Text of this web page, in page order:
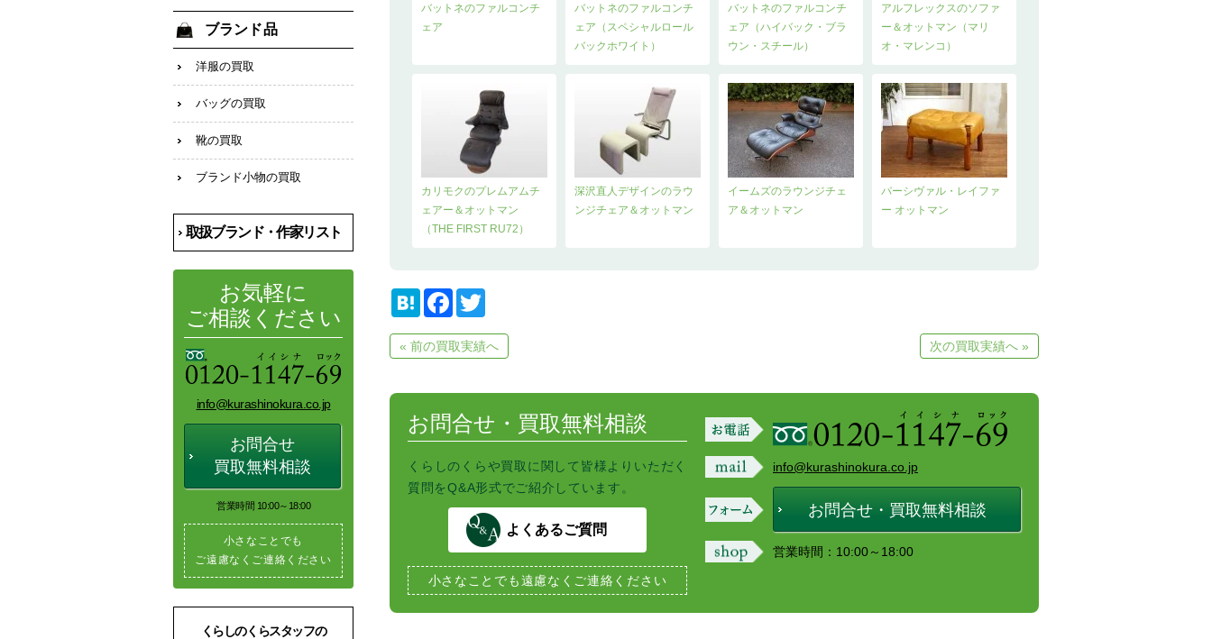
バットネのファルコンチ
ェア
バットネのファルコンチ
ェア（スペシャルロール
バックホワイト）
バットネのファルコンチ
ェア（ハイバック・ブラ
ウン・スチール）
アルフレックスのソファ
ー＆オットマン（マリ
オ・マレンコ）
カリモクのプレムアムチ
ェアー＆オットマン
（THE FIRST RU72）
深沢直人デザインのラウ
ンジチェア＆オットマン
イームズのラウンジチェ
ア＆オットマン
パーシヴァル・レイファ
ー オットマン
H
e
n
F
e
b
k
t
t
« 前の買取実績へ 次の買取実績へ »
お問合せ・買取無料相談
くらしのくらや買取に関して皆様よりいただく
質問をQ&A形式でご紹介しています。
よくあるご質問
小さなことでも遠慮なくご連絡ください
info@kurashinokura.co.jp
お問合せ・買取無料相談
営業時間：10:00～18:00
ブランド品
洋服の買取
バッグの買取
靴の買取
ブランド小物の買取
取扱ブランド・作家リスト
お気軽に
ご相談ください
info@kurashinokura.co.jp
お問合せ
買取無料相談
営業時間 10:00～18:00
小さなことでも
ご遠慮なくご連絡ください
くらしのくらスタッフの